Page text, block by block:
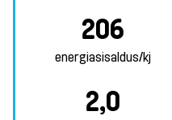
206
energiasisaldus/kj
2,0